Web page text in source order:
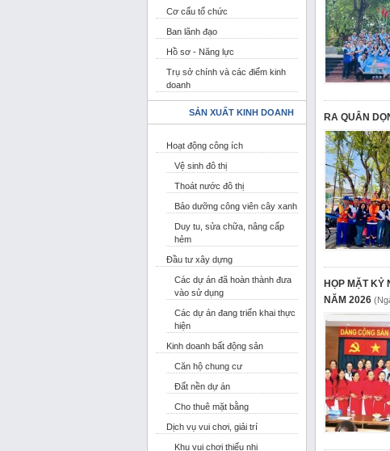
Cơ cấu tổ chức
Ban lãnh đạo
Hồ sơ - Năng lực
Trụ sở chính và các điểm kinh
doanh
SẢN XUẤT KINH DOANH
Hoạt động công ích
Vệ sinh đô thị
Thoát nước đô thị
Bảo dưỡng công viên cây xanh
Duy tu, sửa chữa, nâng cấp
hẻm
Đầu tư xây dựng
Các dự án đã hoàn thành đưa
vào sử dụng
Các dự án đang triển khai thực
hiện
Kinh doanh bất động sản
Căn hộ chung cư
Đất nền dự án
Cho thuê mặt bằng
Dịch vụ vui chơi, giải trí
Khu vui chơi thiếu nhi
RA QUÂN
HỌP MẶT KỶ
NĂM 2026